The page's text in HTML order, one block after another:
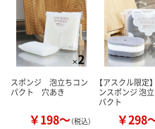
スポンジ 泡立ちコン
パクト 穴あき
￥198～（税込）
【アスクル限定
ンスポンジ 泡
パクト
￥298